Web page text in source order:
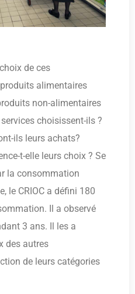
de ces
alimentaires
non-alimentaires
choisissent-ils ?
ils leurs achats?
t-elle leurs choix ? Se
la consommation
le CRIOC a défini 180
Il a observé
3 ans. Il les a
des autres
de leurs catégories